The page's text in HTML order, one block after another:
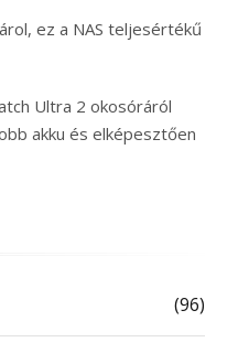
ez a NAS teljesértékű
Ultra 2 okosóráról
akku és elképesztően
(96)